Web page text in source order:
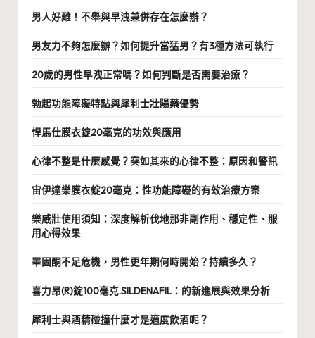
男人好難！不舉與早洩兼併存在怎麼辦？
男友力不夠怎麼辦？如何提升當猛男？有3種方法可執行
20歲的男性早洩正常嗎？如何判斷是否需要治療？
勃起功能障礙特點與犀利士壯陽藥優勢
悍馬仕膜衣錠20毫克的功效與應用
心律不整是什麼感覺？突如其來的心律不整：原因和警訊
宙伊達樂膜衣錠20毫克：性功能障礙的有效治療方案
樂威壯使用須知：深度解析伐地那非副作用、穩定性、服
用心得效果
睪固酮不足危機，男性更年期何時開始？持續多久？
喜力昂(R)錠100毫克.SILDENAFIL：的新進展與效果分析
犀利士與酒精碰撞什麼才是適度飲酒呢？